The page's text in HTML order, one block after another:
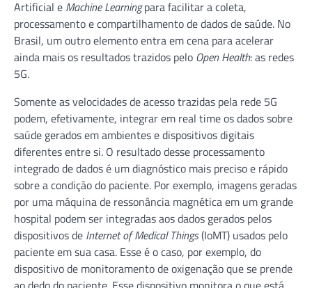
Artificial e Machine Learningpara facilitar a coleta,
processamento e compartilhamento de dados de saúde. No
Brasil, um outro elemento entra em cena para acelerar
ainda mais os resultados trazidos pelo Open Health: as redes
5G.
Somente as velocidades de acesso trazidas pela rede 5G
podem, efetivamente, integrar em real time os dados sobre
saúde gerados em ambientes e dispositivos digitais
diferentes entre si. O resultado desse processamento
integrado de dados é um diagnóstico mais preciso e rápido
sobre a condição do paciente. Por exemplo, imagens geradas
por uma máquina de ressonância magnética em um grande
hospital podem ser integradas aos dados gerados pelos
dispositivos de Internet of Medical Things(IoMT) usados pelo
paciente em sua casa. Esse é o caso, por exemplo, do
dispositivo de monitoramento de oxigenação que se prende